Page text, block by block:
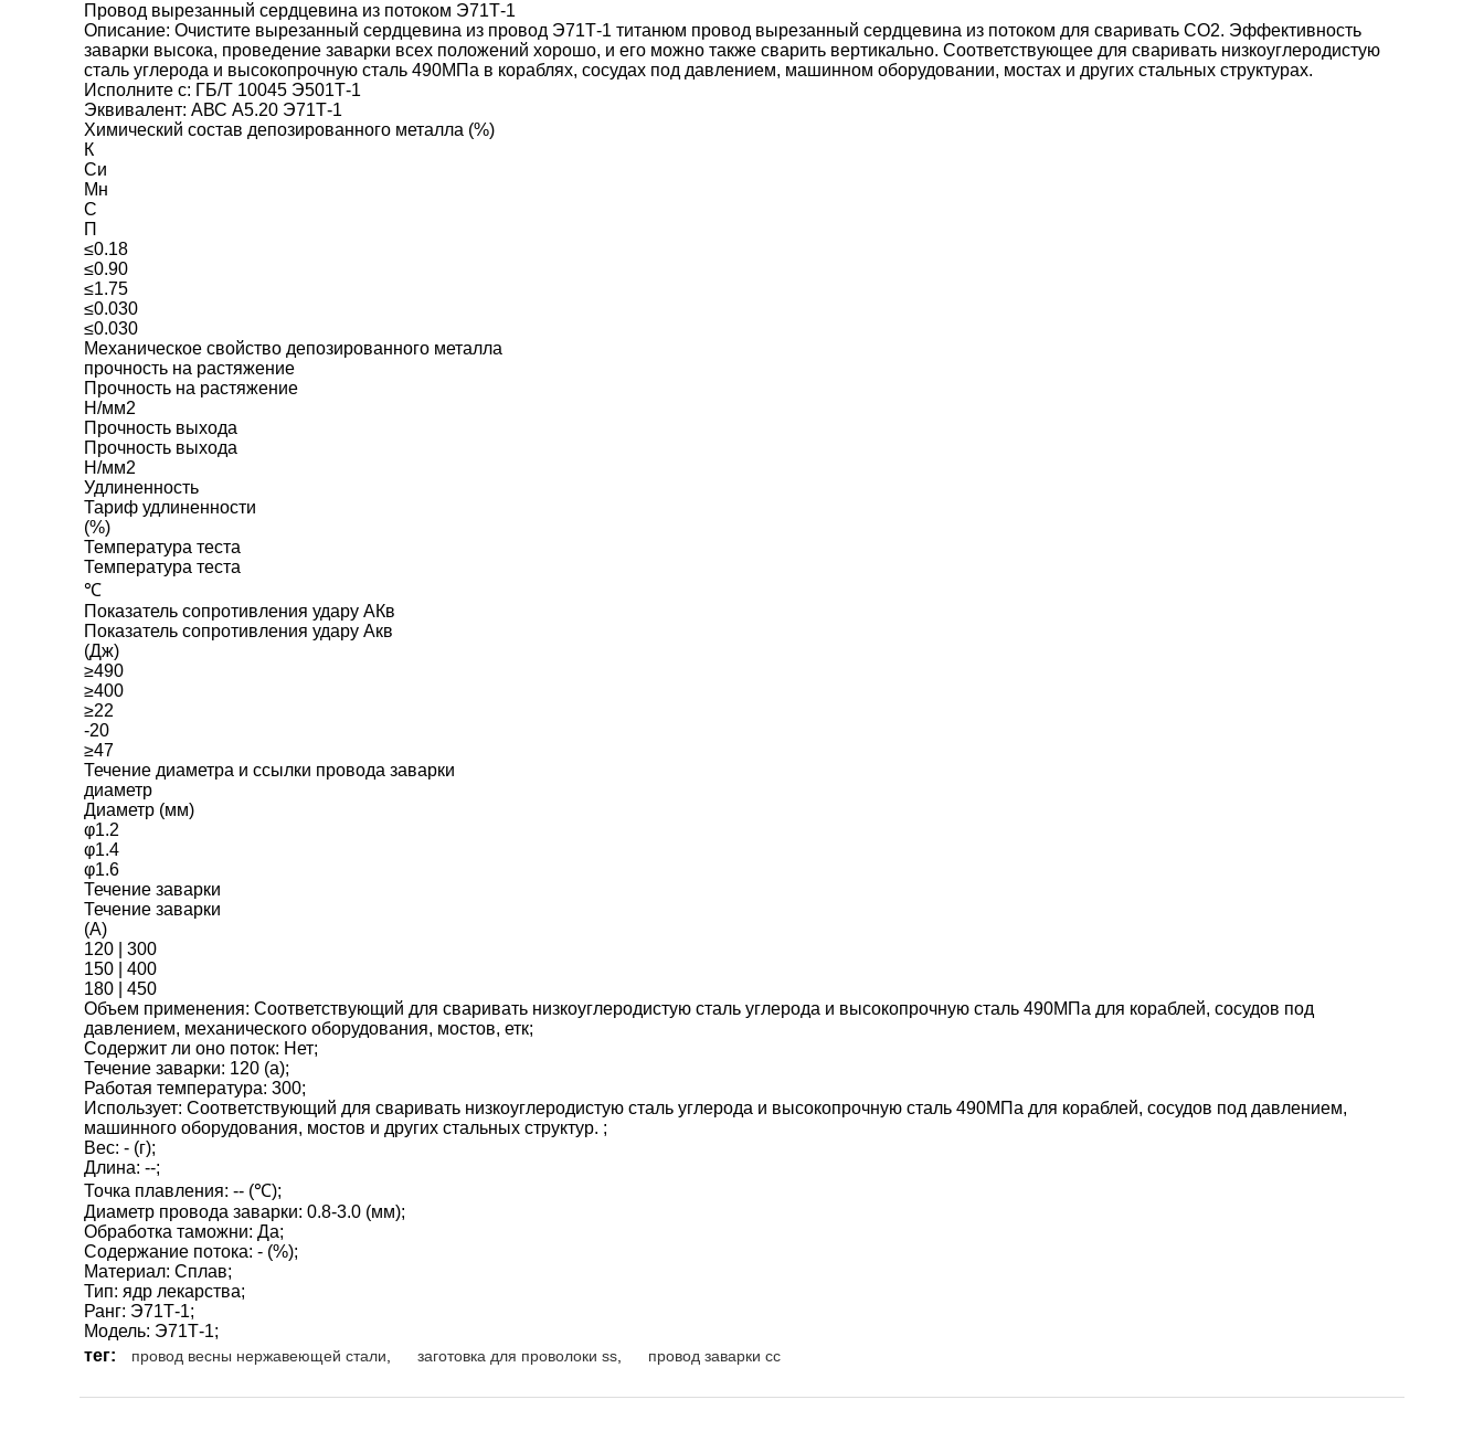
Провод вырезанный сердцевина из потоком Э71Т-1
Описание: Очистите вырезанный сердцевина из провод Э71Т-1 титанюм провод вырезанный сердцевина из потоком для сваривать СО2. Эффективность
заварки высока, проведение заварки всех положений хорошо, и его можно также сварить вертикально. Соответствующее для сваривать низкоуглеродистую
сталь углерода и высокопрочную сталь 490МПа в кораблях, сосудах под давлением, машинном оборудовании, мостах и других стальных структурах.
Исполните с: ГБ/Т 10045 Э501Т-1
Эквивалент: АВС А5.20 Э71Т-1
Химический состав депозированного металла (%)
К
Си
Мн
С
П
≤0.18
≤0.90
≤1.75
≤0.030
≤0.030
Механическое свойство депозированного металла
прочность на растяжение
Прочность на растяжение
Н/мм2
Прочность выхода
Прочность выхода
Н/мм2
Удлиненность
Тариф удлиненности
(%)
Температура теста
Температура теста
℃
Показатель сопротивления удару АКв
Показатель сопротивления удару Акв
(Дж)
≥490
≥400
≥22
-20
≥47
Течение диаметра и ссылки провода заварки
диаметр
Диаметр (мм)
φ1.2
φ1.4
φ1.6
Течение заварки
Течение заварки
(А)
120 | 300
150 | 400
180 | 450
Объем применения: Соответствующий для сваривать низкоуглеродистую сталь углерода и высокопрочную сталь 490МПа для кораблей, сосудов под
давлением, механического оборудования, мостов, етк;
Содержит ли оно поток: Нет;
Течение заварки: 120 (а);
Работая температура: 300;
Использует: Соответствующий для сваривать низкоуглеродистую сталь углерода и высокопрочную сталь 490МПа для кораблей, сосудов под давлением,
машинного оборудования, мостов и других стальных структур. ;
Вес: - (г);
Длина: --;
Точка плавления: -- (℃);
Диаметр провода заварки: 0.8-3.0 (мм);
Обработка таможни: Да;
Содержание потока: - (%);
Материал: Сплав;
Тип: ядр лекарства;
Ранг: Э71Т-1;
Модель: Э71Т-1;
тег:
провод весны нержавеющей стали заготовка для проволоки ss провод заварки сс